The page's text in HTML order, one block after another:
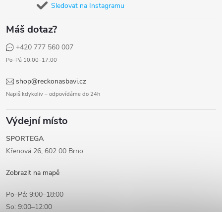
Sledovat na Instagramu
Máš dotaz?
+420 777 560 007
Po–Pá 10:00–17:00
shop@reckonasbavi.cz
Napiš kdykoliv – odpovídáme do 24h
Výdejní místo
SPORTEGA
Křenová 26, 602 00 Brno
Zobrazit na mapě
Po–Pá: 9:00–18:00
So: 9:00–12:00